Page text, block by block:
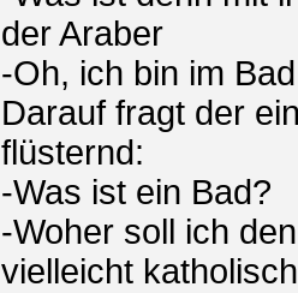
der Araber
-Oh, ich bin im
Darauf fragt der
flüsternd:
-Was ist ein Bad?
-Woher soll ich
vielleicht